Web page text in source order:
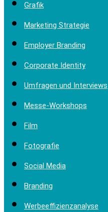
Grafik
Marketing Strategie
Employer Branding
Corporate Identity
Umfragen und Interviews
Messe-Workshops
Film
Fotografie
Social Media
Branding
Werbeeffizienzanalyse